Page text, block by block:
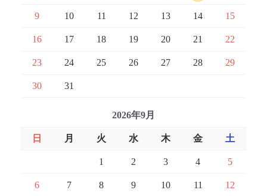
9 10 11 12 13 14 15
16 17 18 19 20 21 22
23 24 25 26 27 28 29
30 31
2026年9月
日 月 火 水 木 金 土
1 2 3 4 5
6 7 8 9 10 11 12